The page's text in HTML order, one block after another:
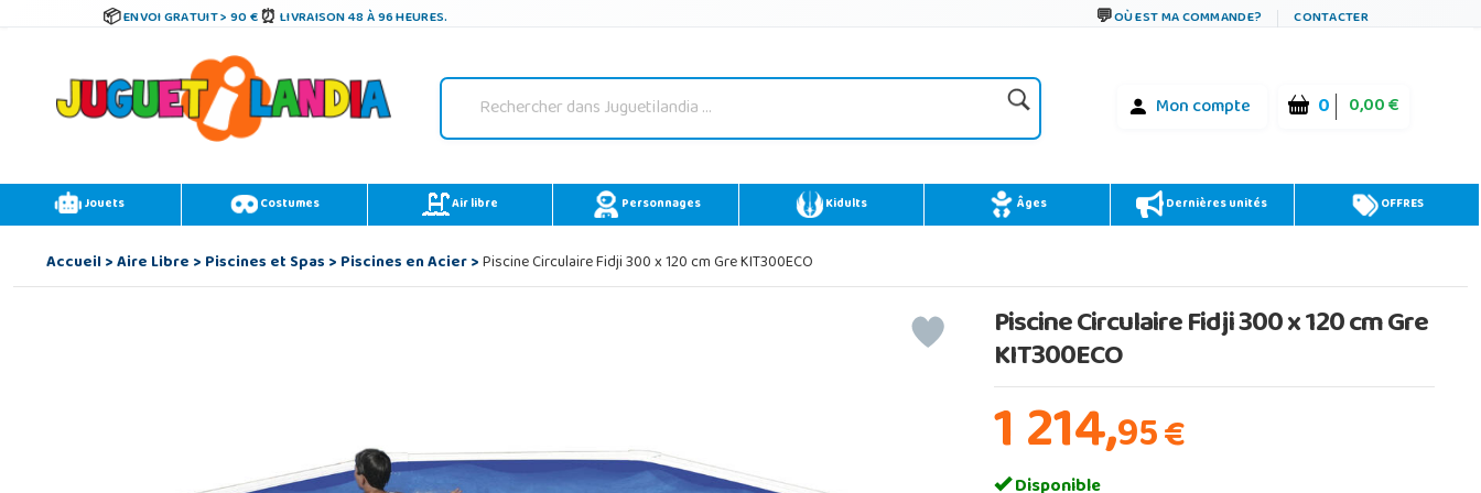
ENVOI GRATUIT > 90 € LIVRAISON 48 À 96 HEURES. OÙ EST MA COMMANDE? CONTACTER
Mon compte 0 0,00 €
Jouets Costumes Air libre Personnages Kidults Âges Dernières unités OFFRES
Accueil>Aire Libre>Piscines et Spas>Piscines en Acier>Piscine Circulaire Fidji 300 x 120 cm Gre KIT300ECO
Piscine Circulaire Fidji 300 x 120 cm Gre
KIT300ECO
1 214,95€